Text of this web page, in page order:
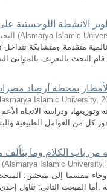
الانشطة اللوجستية على
(Alsmarya Islamic
متقدمة ومتشابكة تتداخل
بمحطة أرصاد مصراته من
Islamic University,
ودراسة الاتجاه
من باب الكلام وما يتألف
(Alsmarya Islamic University,
مقسما إلى مبحثين: